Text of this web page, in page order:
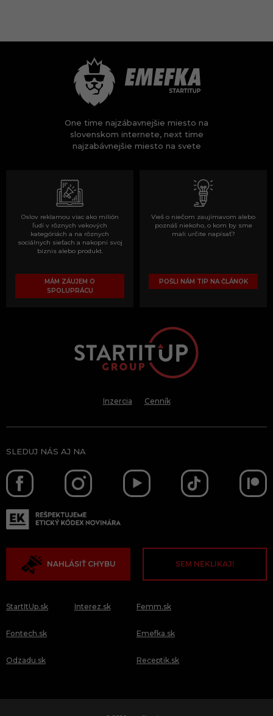
One time najzábavnejšie miesto na
slovenskom internete, next time
najzabávnejšie miesto na svete
Oslov reklamou viac ako milión
ľudí v rôznych vekových
kategóriách a na rôznych
sociálnych sieťach a nakopni svoj
biznis alebo produkt.
MÁM ZÁUJEM O
SPOLUPRÁCU
Vieš o niečom zaujímavom alebo
poznáš niekoho, o kom by sme
mali určite napísať?
POŠLI NÁM TIP NA ČLÁNOK
Inzercia Cenník
SLEDUJ NÁS AJ NA
NAHLÁSIŤ CHYBU SEM NEKLIKAJ!
StartItUp.sk
Fontech.sk
Odzadu.sk
Interez.sk Femm.sk
Emefka.sk
Receptik.sk